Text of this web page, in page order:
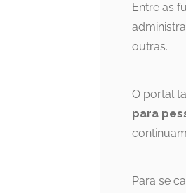
Entre as
outras.
O portal
para
Para se